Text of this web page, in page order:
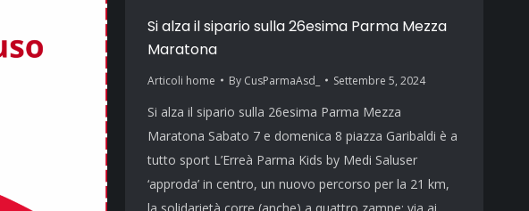
Si alza il sipario sulla 26esima Parma Mezza
Maratona
Articoli home By CusParmaAsd_ Settembre 5, 2024
Si alza il sipario sulla 26esima Parma Mezza
Maratona Sabato 7 e domenica 8 piazza Garibaldi è a
tutto sport L’Erreà Parma Kids by Medi Saluser
‘approda’ in centro, un nuovo percorso per la 21 km,